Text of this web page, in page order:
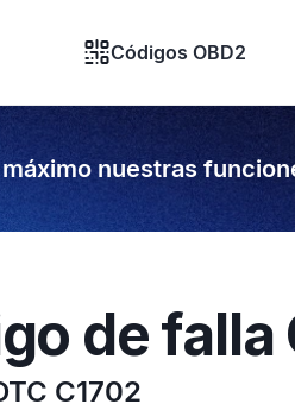
Códigos OBD2
nuestras
de falla
C1702